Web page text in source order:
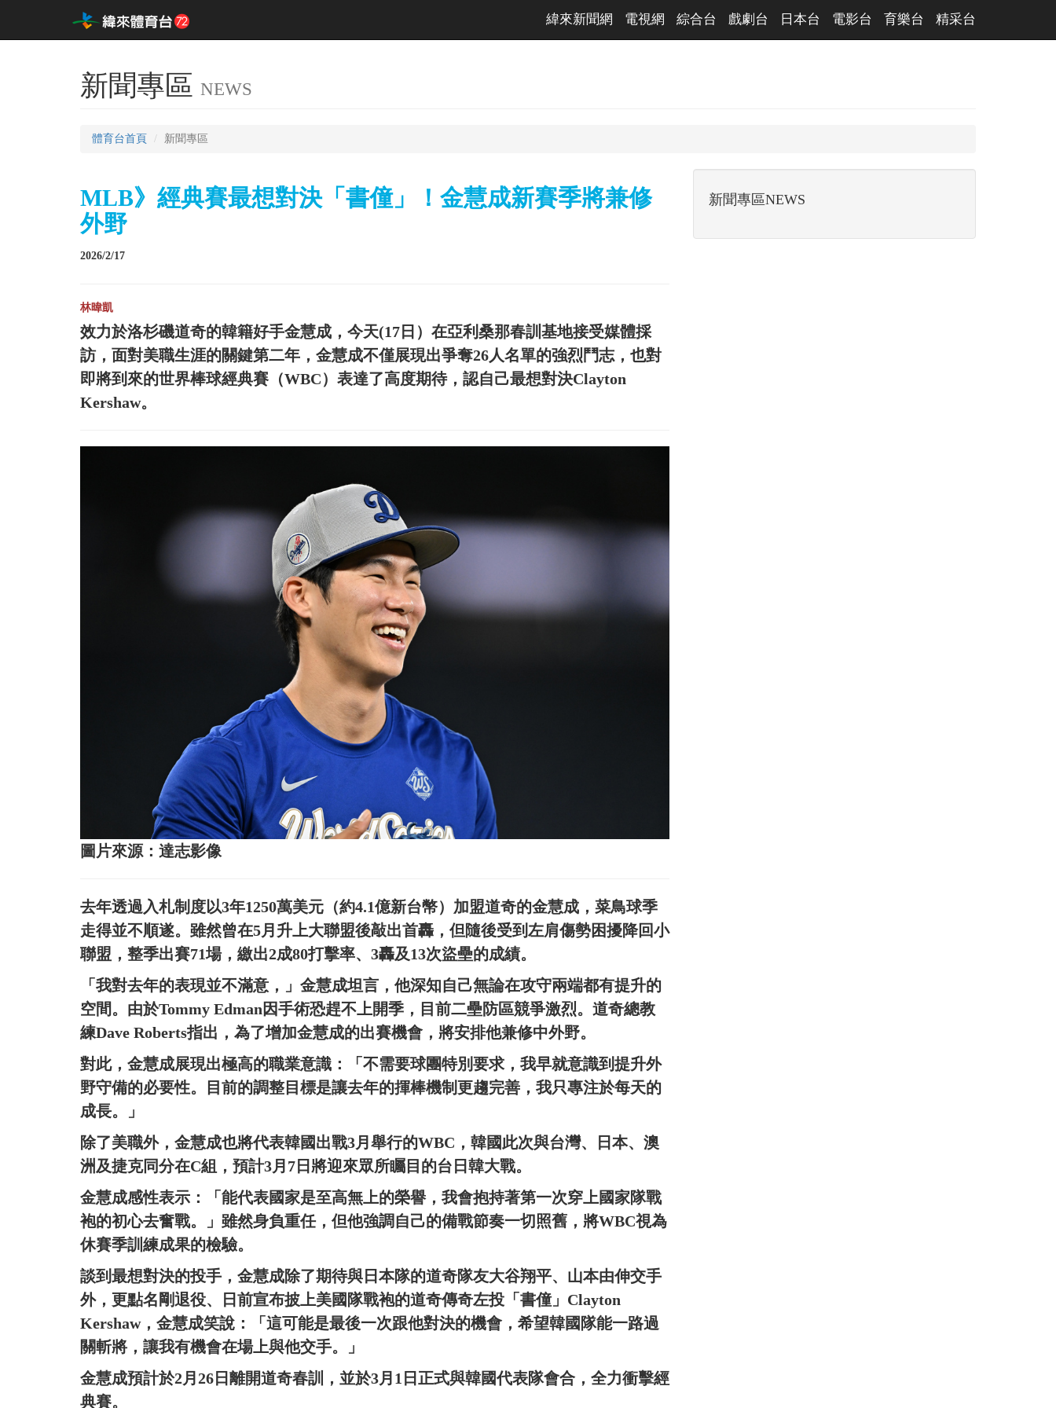
緯來新聞網 電視網 綜合台 戲劇台 日本台 電影台 育樂台 精采台
新聞專區 NEWS
體育台首頁 新聞專區
MLB》經典賽最想對決「書僮」！金慧成新賽季將兼修
外野
2026/2/17
林暐凱
效力於洛杉磯道奇的韓籍好手金慧成，今天(17日）在亞利桑那春訓基地接受媒體採
訪，面對美職生涯的關鍵第二年，金慧成不僅展現出爭奪26人名單的強烈鬥志，也對
即將到來的世界棒球經典賽（WBC）表達了高度期待，認自己最想對決Clayton
Kershaw。
圖片來源：達志影像
去年透過入札制度以3年1250萬美元（約4.1億新台幣）加盟道奇的金慧成，菜鳥球季
走得並不順遂。雖然曾在5月升上大聯盟後敲出首轟，但隨後受到左肩傷勢困擾降回小
聯盟，整季出賽71場，繳出2成80打擊率、3轟及13次盜壘的成績。
「我對去年的表現並不滿意，」金慧成坦言，他深知自己無論在攻守兩端都有提升的
空間。由於Tommy Edman因手術恐趕不上開季，目前二壘防區競爭激烈。道奇總教
練Dave Roberts指出，為了增加金慧成的出賽機會，將安排他兼修中外野。
對此，金慧成展現出極高的職業意識：「不需要球團特別要求，我早就意識到提升外
野守備的必要性。目前的調整目標是讓去年的揮棒機制更趨完善，我只專注於每天的
成長。」
除了美職外，金慧成也將代表韓國出戰3月舉行的WBC，韓國此次與台灣、日本、澳
洲及捷克同分在C組，預計3月7日將迎來眾所矚目的台日韓大戰。
金慧成感性表示：「能代表國家是至高無上的榮譽，我會抱持著第一次穿上國家隊戰
袍的初心去奮戰。」雖然身負重任，但他強調自己的備戰節奏一切照舊，將WBC視為
休賽季訓練成果的檢驗。
談到最想對決的投手，金慧成除了期待與日本隊的道奇隊友大谷翔平、山本由伸交手
外，更點名剛退役、日前宣布披上美國隊戰袍的道奇傳奇左投「書僮」Clayton
Kershaw，金慧成笑說：「這可能是最後一次跟他對決的機會，希望韓國隊能一路過
關斬將，讓我有機會在場上與他交手。」
金慧成預計於2月26日離開道奇春訓，並於3月1日正式與韓國代表隊會合，全力衝擊經
典賽。
新聞專區NEWS